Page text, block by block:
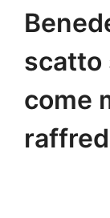
scatto
come